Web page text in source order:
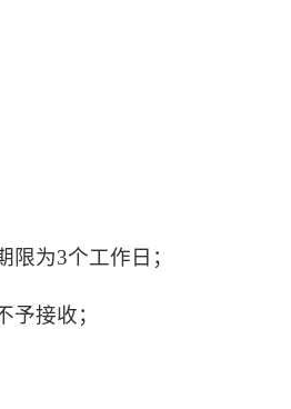
为3个工作日；
接收；